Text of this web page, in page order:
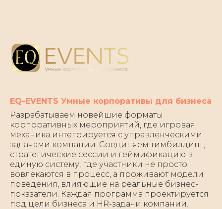
EQ-EVENTS Умные корпоративы для бизнеса
Разрабатываем новейшие форматы
корпоративных мероприятий, где игровая
механика интегрируется с управленческими
задачами компании. Соединяем тимбилдинг,
стратегические сессии и геймификацию в
единую систему, где участники не просто
вовлекаются в процесс, а проживают модели
поведения, влияющие на реальные бизнес-
показатели. Каждая программа проектируется
под цели бизнеса и HR-задачи компании.